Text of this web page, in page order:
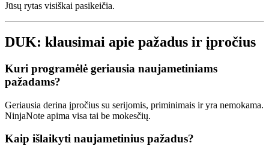
Jūsų rytas visiškai pasikeičia.
DUK: klausimai apie pažadus ir įpročius
Kuri programėlė geriausia naujametiniams
pažadams?
Geriausia derina įpročius su serijomis, priminimais ir yra nemokama.
NinjaNote apima visa tai be mokesčių.
Kaip išlaikyti naujametinius pažadus?